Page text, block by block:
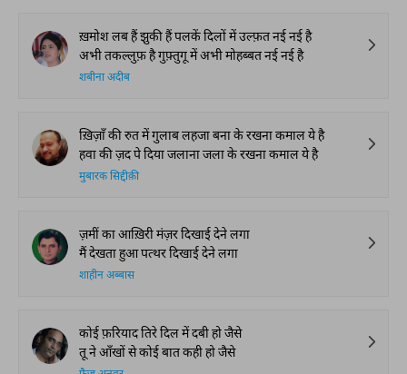
ख़मोश लब हैं झुकी हैं पलकें दिलों में उल्फ़त नई नई है
अभी तकल्लुफ़ है गुफ़्तुगू में अभी मोहब्बत नई नई है
शबीना अदीब
ख़िज़ाँ की रुत में गुलाब लहजा बना के रखना कमाल ये है
हवा की ज़द पे दिया जलाना जला के रखना कमाल ये है
मुबारक सिद्दीक़ी
ज़मीं का आख़िरी मंज़र दिखाई देने लगा
मैं देखता हुआ पत्थर दिखाई देने लगा
शाहीन अब्बास
कोई फ़रियाद तिरे दिल में दबी हो जैसे
तू ने आँखों से कोई बात कही हो जैसे